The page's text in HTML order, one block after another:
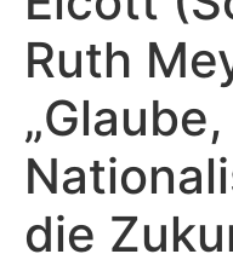
Ruth
„Glaube,
die